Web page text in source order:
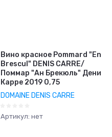
Вино красное Pommard "En
Brescul" DENIS CARRE/
Поммар "Ан Брекюль" Дени
Карре 2019 0,75
DOMAINE DENIS CARRE
Артикул: нет